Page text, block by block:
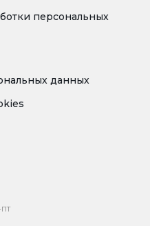
персональных
данных
ПТ